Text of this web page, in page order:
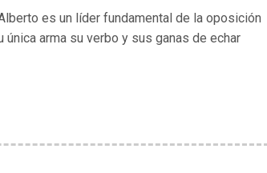
es un líder fundamental de la oposición
arma su verbo y sus ganas de echar